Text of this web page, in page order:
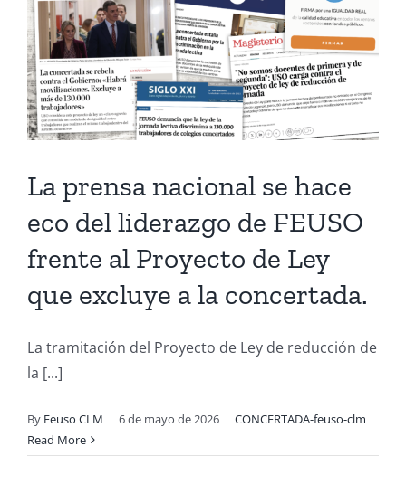
La prensa nacional se hace
eco del liderazgo de FEUSO
frente al Proyecto de Ley
que excluye a la concertada.
La tramitación del Proyecto de Ley de reducción de
la [...]
By Feuso CLM | 6 de mayo de 2026 | CONCERTADA-feuso-clm
Read More